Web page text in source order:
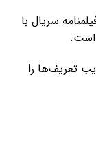
سریال با
است.
تعریف‌ها را